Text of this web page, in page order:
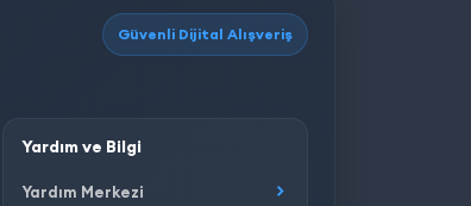
Güvenli Dijital Alışveriş
Yardım ve Bilgi
Yardım Merkezi